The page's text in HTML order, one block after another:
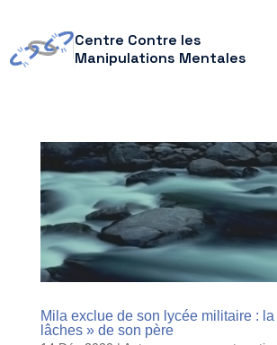
Centre Contre les
Manipulations Mentales
Mila exclue de son lycée militaire :
lâches » de son père